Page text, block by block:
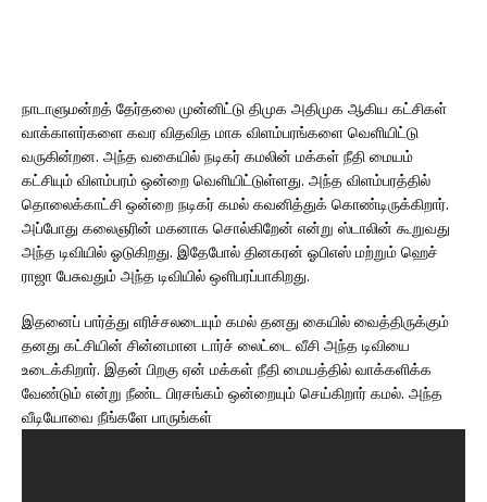
நாடாளுமன்றத் தேர்தலை முன்னிட்டு திமுக அதிமுக ஆகிய கட்சிகள்
வாக்காளர்களை கவர விதவித மாக விளம்பரங்களை வெளியிட்டு
வருகின்றன. அந்த வகையில் நடிகர் கமலின் மக்கள் நீதி மையம்
கட்சியும் விளம்பரம் ஒன்றை வெளியிட்டுள்ளது. அந்த விளம்பரத்தில்
தொலைக்காட்சி ஒன்றை நடிகர் கமல் கவனித்துக் கொண்டிருக்கிறார்.
அப்போது கலைஞரின் மகனாக சொல்கிறேன் என்று ஸ்டாலின் கூறுவது
அந்த டிவியில் ஓடுகிறது. இதேபோல் தினகரன் ஓபிஎஸ் மற்றும் ஹெச்
ராஜா பேசுவதும் அந்த டிவியில் ஒளிபரப்பாகிறது.
இதனைப் பார்த்து எரிச்சலடையும் கமல் தனது கையில் வைத்திருக்கும்
தனது கட்சியின் சின்னமான டார்ச் லைட்டை வீசி அந்த டிவியை
உடைக்கிறார். இதன் பிறகு ஏன் மக்கள் நீதி மையத்தில் வாக்களிக்க
வேண்டும் என்று நீண்ட பிரசங்கம் ஒன்றையும் செய்கிறார் கமல். அந்த
வீடியோவை நீங்களே பாருங்கள்